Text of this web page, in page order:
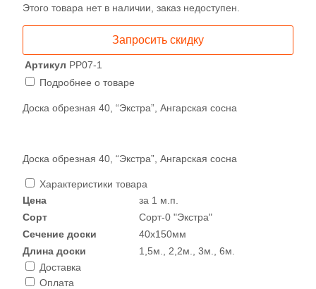
Этого товара нет в наличии, заказ недоступен.
Запросить скидку
Артикул РР07-1
Подробнее о товаре
Доска обрезная 40, “Экстра”, Ангарская сосна
Доска обрезная 40, “Экстра”, Ангарская сосна
Характеристики товара
Цена
за 1 м.п.
Сорт
Сорт-0 "Экстра"
Сечение доски
40х150мм
Длина доски
1,5м., 2,2м., 3м., 6м.
Доставка
Оплата